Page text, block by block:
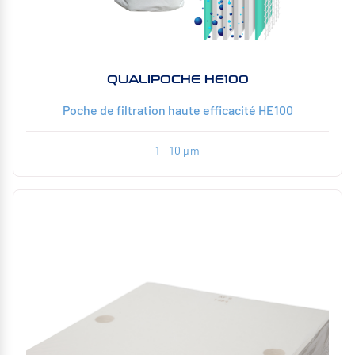
QUALIPOCHE HE100
Poche de filtration haute efficacité HE100
1 - 10 µm